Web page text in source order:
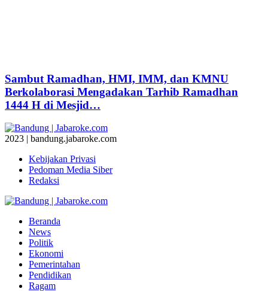
Sambut Ramadhan, HMI, IMM, dan KMNU
Berkolaborasi Mengadakan Tarhib Ramadhan
1444 H di Mesjid…
2023 | bandung.jabaroke.com
Kebijakan Privasi
Pedoman Media Siber
Redaksi
Beranda
News
Politik
Ekonomi
Pemerintahan
Pendidikan
Ragam